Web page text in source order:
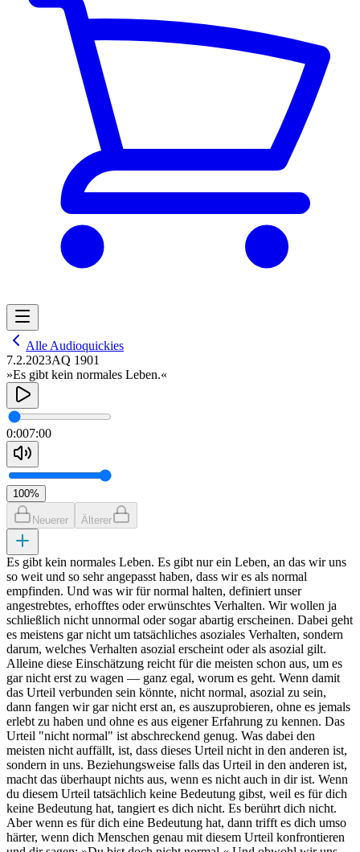
Alle Audioquickies
7.2.2023AQ 1901
»Es gibt kein normales Leben.«
0:007:00
100%
Neuerer Älterer
Es gibt kein normales Leben. Es gibt nur ein Leben, an das wir uns
so weit und so sehr angepasst haben, dass wir es als normal
empfinden. Und was wir für normal halten, definiert unser
angestrebtes, erhofftes oder erwünschtes Verhalten. Wir wollen ja
schließlich nicht unnormal oder sogar abartig erscheinen. Dabei geht
es meistens gar nicht um tatsächliches asoziales Verhalten, sondern
darum, welches Verhalten asozial erscheint oder als asozial gilt.
Alleine diese Einschätzung reicht für die meisten schon aus, um es
gar nicht erst zu wagen — ganz egal, worum es geht. Wenn damit
das Urteil verbunden sein könnte, nicht normal, asozial zu sein,
dann fangen wir gar nicht erst an, es auszuprobieren, ohne es jemals
erlebt zu haben und ohne es aus eigener Erfahrung zu kennen. Das
Urteil "nicht normal" ist abschreckend genug. Was dabei den
meisten nicht auffällt, ist, dass dieses Urteil nicht in den anderen ist,
sondern in uns. Beziehungsweise falls das Urteil in den anderen ist,
macht das überhaupt nichts aus, wenn es nicht auch in dir ist. Wenn
du diesem Urteil tatsächlich keine Bedeutung gibst, weil es für dich
keine Bedeutung hat, tangiert es dich nicht. Es berührt dich nicht.
Aber wenn es für dich eine Bedeutung hat, dann trifft es dich umso
härter, wenn dich Menschen genau mit diesem Urteil konfrontieren